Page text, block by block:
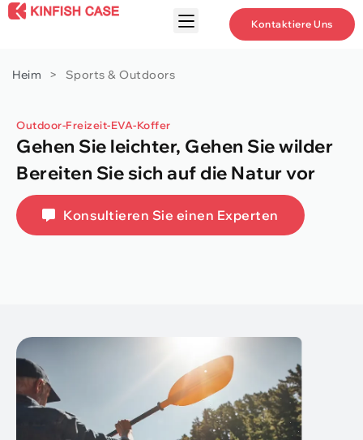
Kontaktiere Uns
Heim > Sports & Outdoors
Outdoor-Freizeit-EVA-Koffer
Gehen Sie leichter, Gehen Sie wilder
Bereiten Sie sich auf die Natur vor
Konsultieren Sie einen Experten